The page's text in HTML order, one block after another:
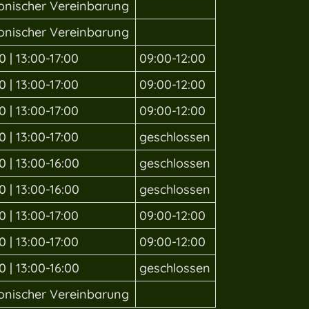
Vereinbarung
Vereinbarung
| 13:00-17:00
09:00-12:00
| 13:00-17:00
09:00-12:00
| 13:00-17:00
09:00-12:00
| 13:00-17:00
geschlossen
| 13:00-16:00
geschlossen
| 13:00-16:00
geschlossen
| 13:00-17:00
09:00-12:00
| 13:00-17:00
09:00-12:00
| 13:00-16:00
geschlossen
Vereinbarung